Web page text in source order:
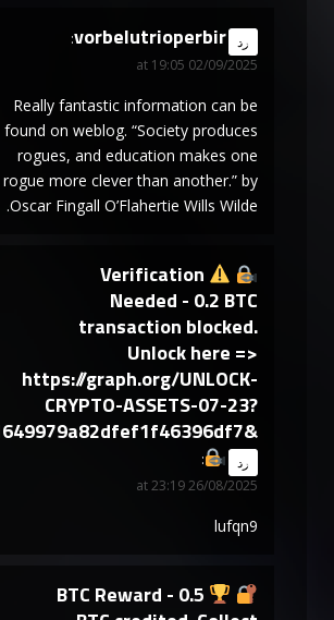
vorbelutrioperbir
says:
02/09/2025 at 19:05
رد
Really fantastic information can be
found on weblog. “Society produces
rogues, and education makes one
rogue more clever than another.” by
Oscar Fingall O’Flahertie Wills Wilde.
Verification
Needed - 0.2 BTC
transaction blocked.
Unlock here =>
https://graph.org/UNLOCK-
CRYPTO-ASSETS-07-23?
says:
26/08/2025 at 23:19
رد
lufqn9
BTC Reward - 0.5